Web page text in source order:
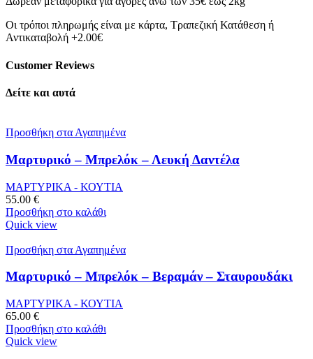
Οι τρόποι πληρωμής είναι με κάρτα, Τραπεζική Κατάθεση ή
Αντικαταβολή +2.00€
Customer Reviews
Δείτε και αυτά
Προσθήκη στα Αγαπημένα
Μαρτυρικό – Μπρελόκ – Λευκή Δαντέλα
ΜΑΡΤΥΡΙΚΑ - ΚΟΥΤΙΑ
55.00 €
Προσθήκη στο καλάθι
Quick view
Προσθήκη στα Αγαπημένα
Μαρτυρικό – Μπρελόκ – Βεραμάν – Σταυρουδάκι
ΜΑΡΤΥΡΙΚΑ - ΚΟΥΤΙΑ
65.00 €
Προσθήκη στο καλάθι
Quick view